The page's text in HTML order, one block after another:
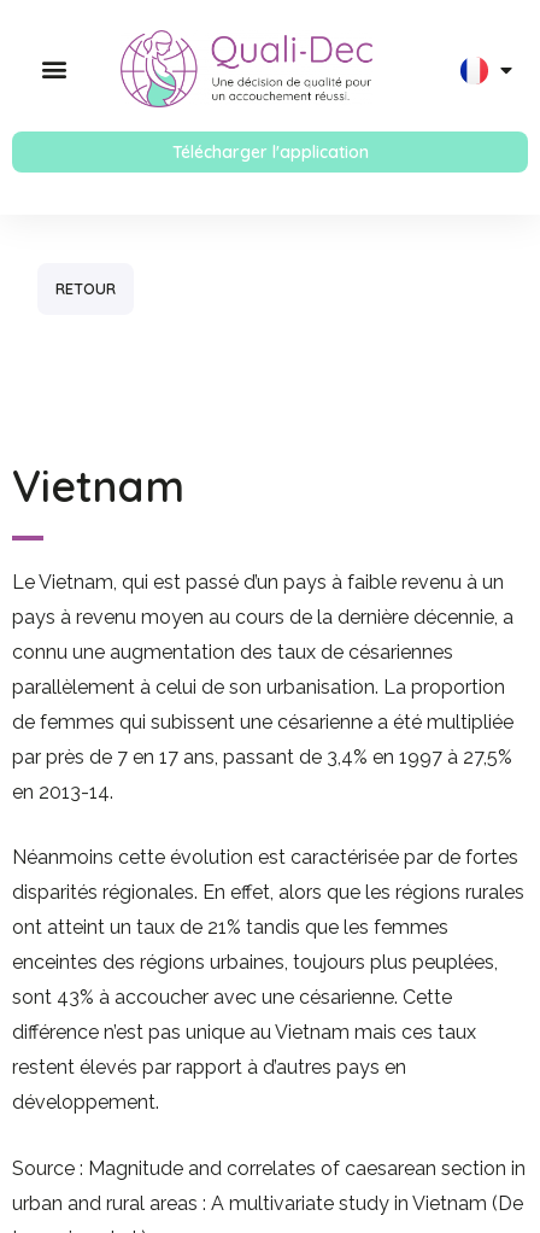
Télécharger l'application
RETOUR
Vietnam
Le Vietnam, qui est passé d’un pays à faible revenu à un
pays à revenu moyen au cours de la dernière décennie, a
connu une augmentation des taux de césariennes
parallèlement à celui de son urbanisation. La proportion
de femmes qui subissent une césarienne a été multipliée
par près de 7 en 17 ans, passant de 3,4% en 1997 à 27,5%
en 2013-14.
Néanmoins cette évolution est caractérisée par de fortes
disparités régionales. En effet, alors que les régions rurales
ont atteint un taux de 21% tandis que les femmes
enceintes des régions urbaines, toujours plus peuplées,
sont 43% à accoucher avec une césarienne. Cette
différence n’est pas unique au Vietnam mais ces taux
restent élevés par rapport à d’autres pays en
développement.
Source : Magnitude and correlates of caesarean section in
urban and rural areas : A multivariate study in Vietnam (De